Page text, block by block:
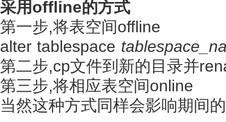
采用offline的方式
第一步,将表空间offline
alter tablespace
第二步,cp文件到新的目录并
第三步,将相应表空间online
当然这种方式同样会影响期间